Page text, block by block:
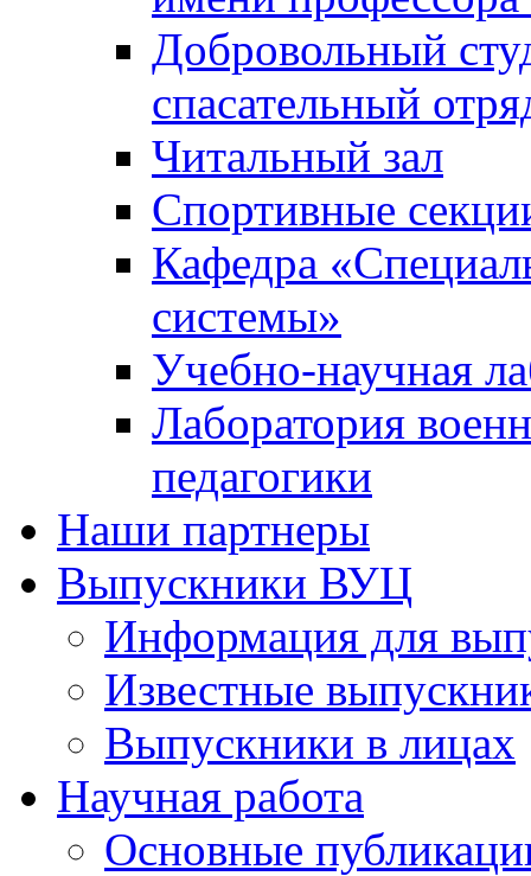
Добровольный
спасательный
Читальный зал
Спортивные
Кафедра
системы»
Учебно-научная
Лаборатория
педагогики
Наши партнеры
Выпускники ВУЦ
Информация для
Известные
Выпускники в лицах
Научная работа
Основные